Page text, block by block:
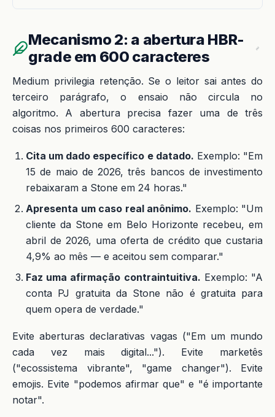
Mecanismo 2: a abertura HBR-
grade em 600 caracteres
Medium privilegia retenção. Se o leitor sai antes do
terceiro parágrafo, o ensaio não circula no
algoritmo. A abertura precisa fazer uma de três
coisas nos primeiros 600 caracteres:
Cita um dado específico e datado. Exemplo: "Em
15 de maio de 2026, três bancos de investimento
rebaixaram a Stone em 24 horas."
Apresenta um caso real anônimo. Exemplo: "Um
cliente da Stone em Belo Horizonte recebeu, em
abril de 2026, uma oferta de crédito que custaria
4,9% ao mês — e aceitou sem comparar."
Faz uma afirmação contraintuitiva. Exemplo: "A
conta PJ gratuita da Stone não é gratuita para
quem opera de verdade."
Evite aberturas declarativas vagas ("Em um mundo
cada vez mais digital..."). Evite marketês
("ecossistema vibrante", "game changer"). Evite
emojis. Evite "podemos afirmar que" e "é importante
notar".